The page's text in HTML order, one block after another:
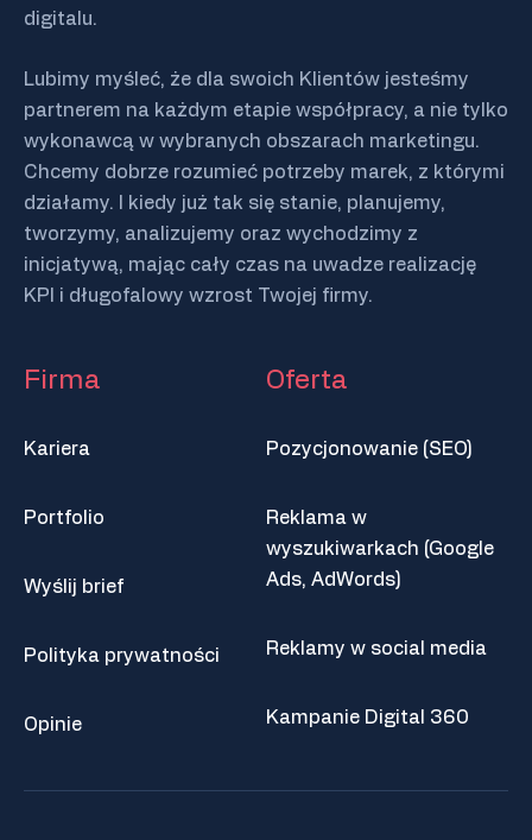
digitalu.
Lubimy myśleć, że dla swoich Klientów jesteśmy
partnerem na każdym etapie współpracy, a nie tylko
wykonawcą w wybranych obszarach marketingu.
Chcemy dobrze rozumieć potrzeby marek, z którymi
działamy. I kiedy już tak się stanie, planujemy,
tworzymy, analizujemy oraz wychodzimy z
inicjatywą, mając cały czas na uwadze realizację
KPI i długofalowy wzrost Twojej firmy.
Firma
Kariera
Portfolio
Wyślij brief
Polityka prywatności
Opinie
Oferta
Pozycjonowanie (SEO)
Reklama w
wyszukiwarkach (Google
Ads, AdWords)
Reklamy w social media
Kampanie Digital 360